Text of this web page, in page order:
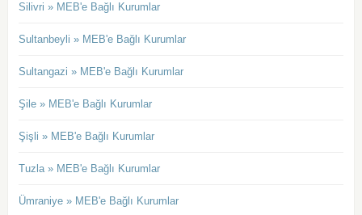
Silivri » MEB'e Bağlı Kurumlar
Sultanbeyli » MEB'e Bağlı Kurumlar
Sultangazi » MEB'e Bağlı Kurumlar
Şile » MEB'e Bağlı Kurumlar
Şişli » MEB'e Bağlı Kurumlar
Tuzla » MEB'e Bağlı Kurumlar
Ümraniye » MEB'e Bağlı Kurumlar